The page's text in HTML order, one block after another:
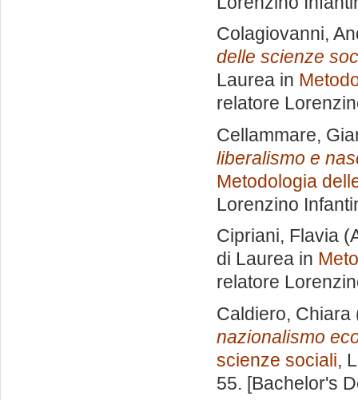
Colagiovanni,
delle scienze
Laurea in
relatore
Cellammare,
liberalismo e
Metodologia
Lorenzino
Cipriani, Flavia
di Laurea in
relatore
Caldiero, Chiara
nazionalismo
scienze sociali,
55. [Bachelor's